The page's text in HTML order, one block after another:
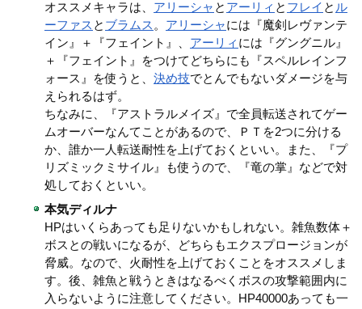
オススメキャラは、 アリーシャ と アーリィ と フレイ と ル
ーファス と ブラムス 。 アリーシャには『魔剣レヴァンテ
イン』＋『フェイント』、 アーリィ には『グングニル』
＋『フェイント』をつけてどちらにも『スペルレインフ
ォース』を使うと、決め技でとんでもないダメージを与
えられるはず。
ちなみに、『アストラルメイズ』で全員転送されてゲー
ムオーバーなんてことがあるので、ＰＴを2つに分ける
か、誰か一人転送耐性を上げておくといい。また、『プ
リズミックミサイル』も使うので、『竜の掌』などで対
処しておくといい。
本気ディルナ
HPはいくらあっても足りないかもしれない。雑魚数体＋
ボスとの戦いになるが、どちらもエクスプロージョンが
脅威。なので、火耐性を上げておくことをオススメしま
す。後、雑魚と戦うときはなるべくボスの攻撃範囲内に
入らないように注意してください。HP40000あっても一